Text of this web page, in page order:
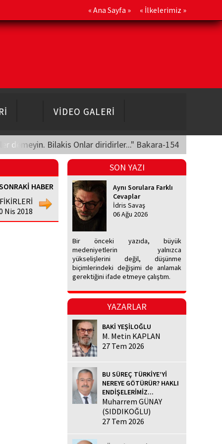
« Ana Sayfa » « İlkelerimiz »
VİDEO GALERİ
demeyin. Bilakis Onlar diridirler..." Bakara-154
HABER
Nis 2018
SON YAZI
Aynı Sorulara Farklı
Cevaplar
İdris Savaş
06 Ağu 2026
Bir önceki yazıda, büyük
medeniyetlerin yalnızca
yükselişlerini değil, düşünme
biçimlerindeki değişimi de anlamak
gerektiğini ifade etmeye çalıştım.
YAZARLAR
BAKİ YEŞİLOĞLU
M. Metin KAPLAN
27 Tem 2026
BU SÜREÇ TÜRKİYE’Yİ
NEREYE GÖTÜRÜR? HAKLI
ENDİŞELERİMİZ...
Muharrem GÜNAY
(SIDDIKOĞLU)
27 Tem 2026